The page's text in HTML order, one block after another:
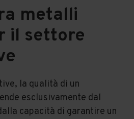
metalli
il settore
la qualità di un
esclusivamente dal
capacità di garantire un